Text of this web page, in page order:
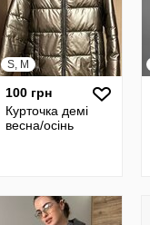
S, M
100 грн
Курточка демі
весна/осінь